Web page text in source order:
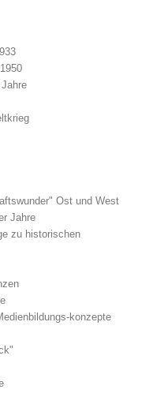
Ost und West
Jahre
zu historischen
konzepte